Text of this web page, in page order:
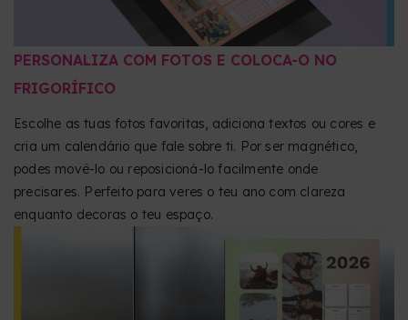
PERSONALIZA COM FOTOS E COLOCA-O NO
FRIGORÍFICO
Escolhe as tuas fotos favoritas, adiciona textos ou cores e
cria um calendário que fale sobre ti. Por ser magnético,
podes movê-lo ou reposicioná-lo facilmente onde
precisares. Perfeito para veres o teu ano com clareza
enquanto decoras o teu espaço.